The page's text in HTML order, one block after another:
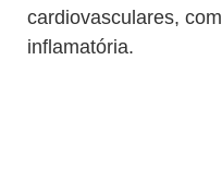
cardiovasculares,
inflamatória.